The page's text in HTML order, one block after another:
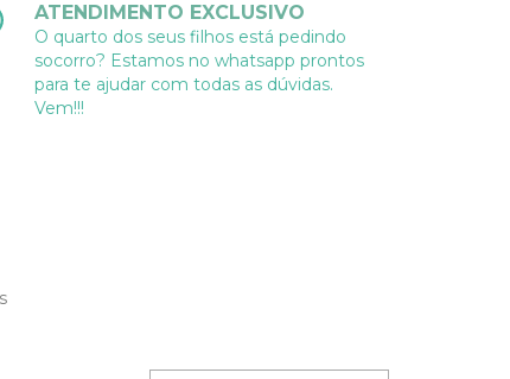
ATENDIMENTO EXCLUSIVO
O quarto dos seus filhos está pedindo
socorro? Estamos no whatsapp prontos
para te ajudar com todas as dúvidas.
Vem!!!